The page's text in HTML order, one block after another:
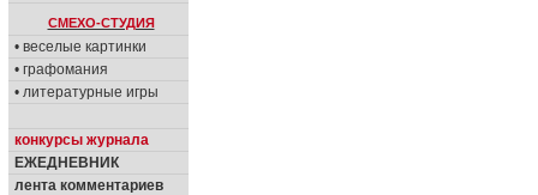
СМЕХО-СТУДИЯ
• веселые картинки
• графомания
• литературные игры
конкурсы журнала
ЕЖЕДНЕВНИК
лента комментариев